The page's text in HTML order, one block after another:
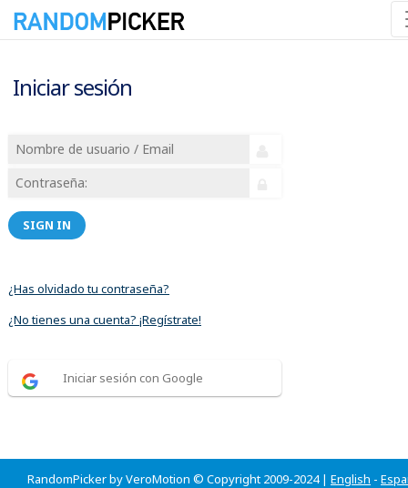
Iniciar sesión
SIGN IN
¿Has olvidado tu contraseña?
¿No tienes una cuenta? ¡Regístrate!
Iniciar sesión con Google
RandomPicker by VeroMotion © Copyright 2009-2024 | English -